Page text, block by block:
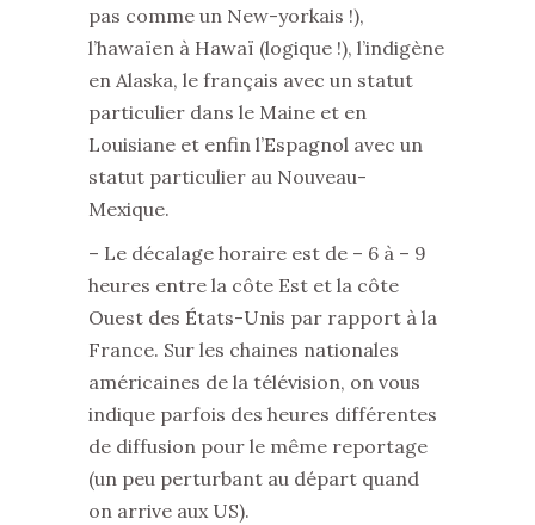
pas comme un New-yorkais !),
l’hawaïen à Hawaï (logique !), l’indigène
en Alaska, le français avec un statut
particulier dans le Maine et en
Louisiane et enfin l’Espagnol avec un
statut particulier au Nouveau-
Mexique.
– Le décalage horaire est de – 6 à – 9
heures entre la côte Est et la côte
Ouest des États-Unis par rapport à la
France. Sur les chaines nationales
américaines de la télévision, on vous
indique parfois des heures différentes
de diffusion pour le même reportage
(un peu perturbant au départ quand
on arrive aux US).